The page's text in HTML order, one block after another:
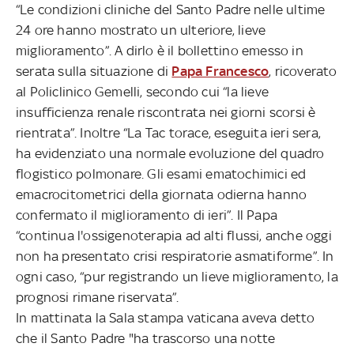
“Le condizioni cliniche del Santo Padre nelle ultime
24 ore hanno mostrato un ulteriore, lieve
miglioramento”. A dirlo è il bollettino emesso in
serata sulla situazione di Papa Francesco, ricoverato
al Policlinico Gemelli, secondo cui “la lieve
insufficienza renale riscontrata nei giorni scorsi è
rientrata”. Inoltre “La Tac torace, eseguita ieri sera,
ha evidenziato una normale evoluzione del quadro
flogistico polmonare. Gli esami ematochimici ed
emacrocitometrici della giornata odierna hanno
confermato il miglioramento di ieri”. Il Papa
“continua l'ossigenoterapia ad alti flussi, anche oggi
non ha presentato crisi respiratorie asmatiforme”. In
ogni caso, “pur registrando un lieve miglioramento, la
prognosi rimane riservata”.
In mattinata la Sala stampa vaticana aveva detto
che il Santo Padre "ha trascorso una notte